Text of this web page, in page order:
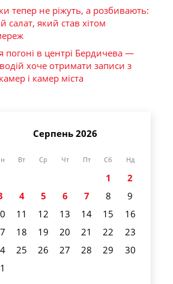
тепер не ріжуть, а розбивають:
салат, який став хітом
погоні в центрі Бердичева —
хоче отримати записи з
і камер міста
Серпень 2026
Вт Ср Чт Пт Сб Нд
1
2
4 5 6 7 8
9
11 12 13 14 15
16
18 19 20 21 22
23
25 26 27 28 29
30